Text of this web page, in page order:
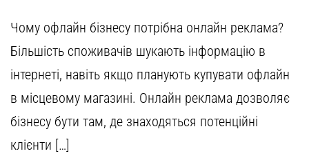
Чому офлайн бізнесу потрібна онлайн реклама?
Більшість споживачів шукають інформацію в
інтернеті, навіть якщо планують купувати офлайн
в місцевому магазині. Онлайн реклама дозволяє
бізнесу бути там, де знаходяться потенційні
клієнти […]